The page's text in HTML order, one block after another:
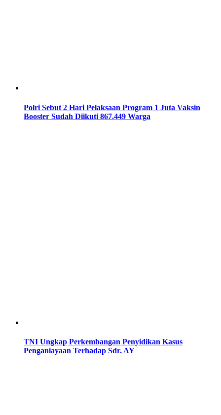
Polri Sebut 2 Hari Pelaksaan Program 1 Juta Vaksin
Booster Sudah Diikuti 867.449 Warga
TNI Ungkap Perkembangan Penyidikan Kasus
Penganiayaan Terhadap Sdr. AY